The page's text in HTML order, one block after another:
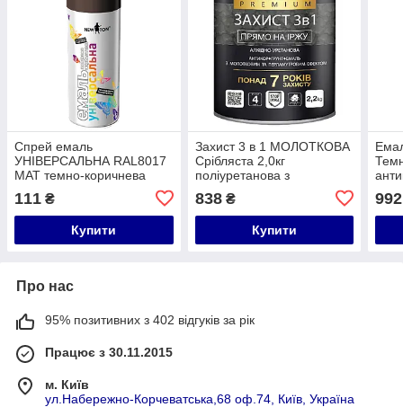
Спрей емаль
УНІВЕРСАЛЬНА RAL8017
МАТ темно-коричнева
111 ₴
Купити
Захист 3 в 1 МОЛОТКОВА
Срібляста 2,0кг
поліуретанова з
перламутровим ефектом
Polifarb
838₴
Купити
ТМ
992
Про нас
95% позитивних з 402 відгуків за рік
Працює з 30.11.2015
м. Київ
ул.Набережно-Корчеватська,68 оф.74, Київ, Україна